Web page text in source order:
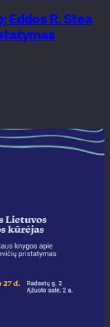
Eddos R. Stea